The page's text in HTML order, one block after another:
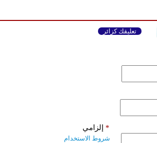
تعليقك كزائر
إلزامي *
شروط الاستخدام